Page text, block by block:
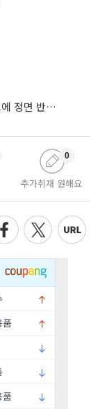
금융위, ‘한국 증시 투자 부적격’ 블룸버그에 정면 반박…“근거 불분명”
추가취재 원해요
0